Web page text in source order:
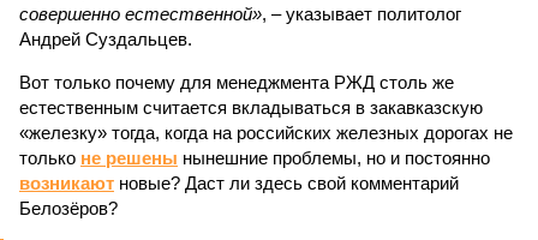
совершенно естественной», – указывает политолог
Андрей Суздальцев.
Вот только почему для менеджмента РЖД столь же
естественным считается вкладываться в закавказскую
«железку» тогда, когда на российских железных дорогах не
только не решены нынешние проблемы, но и постоянно
возникают новые? Даст ли здесь свой комментарий
Белозёров?